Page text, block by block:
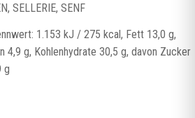
SELLERIE, SENF
1.153 kJ / 275 kcal, Fett 13,0 g,
4,9 g, Kohlenhydrate 30,5 g, davon Zucker
g